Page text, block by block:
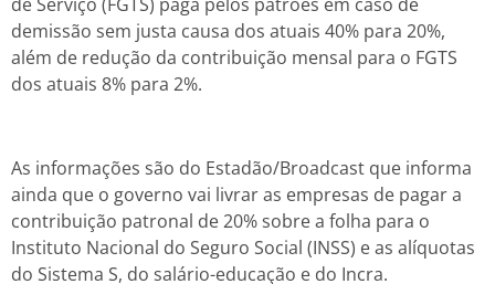
demissão sem justa causa dos atuais 40% para 20%,
além de redução da contribuição mensal para o FGTS
dos atuais 8% para 2%.
As informações são do Estadão/Broadcast que informa
ainda que o governo vai livrar as empresas de pagar a
contribuição patronal de 20% sobre a folha para o
Instituto Nacional do Seguro Social (INSS) e as alíquotas
do Sistema S, do salário-educação e do Incra.